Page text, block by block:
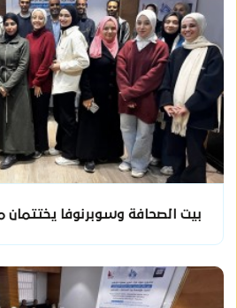
بيت الصحافة وسوبرنوفا